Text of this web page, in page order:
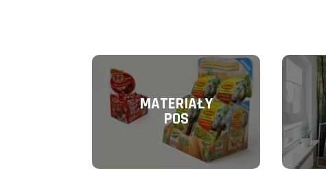
MATERIAŁY
POS